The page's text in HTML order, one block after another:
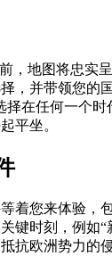
，地图将忠实
，并带领您的
择在任何一个
平坐。
着您来体验，
键时刻，例如
抗欧洲势力的侵